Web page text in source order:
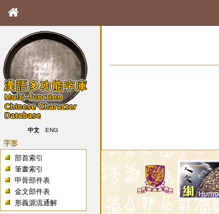
中文 ENG
字形
部首索引
筆畫索引
甲骨部件表
金文部件表
形義源流通解